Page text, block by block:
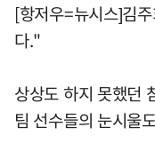
[항저우=뉴시스]김
다."
상상도 하지 못했던
팀 선수들의 눈시울